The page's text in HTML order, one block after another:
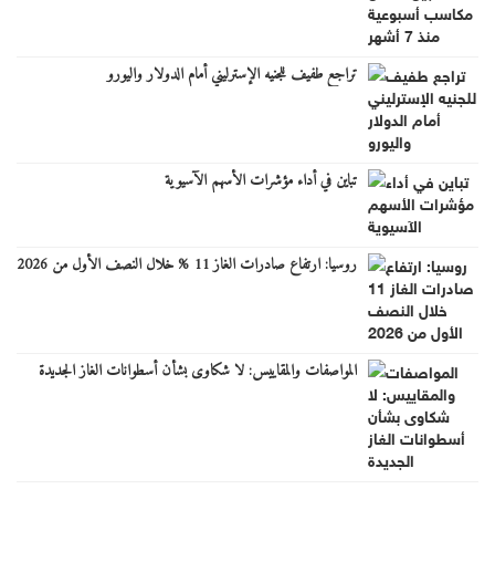
تراجع طفيف للجنيه الإسترليني أمام الدولار واليورو
تباين في أداء مؤشرات الأسهم الآسيوية
روسيا: ارتفاع صادرات الغاز 11 % خلال النصف الأول من 2026
المواصفات والمقاييس: لا شكاوى بشأن أسطوانات الغاز الجديدة